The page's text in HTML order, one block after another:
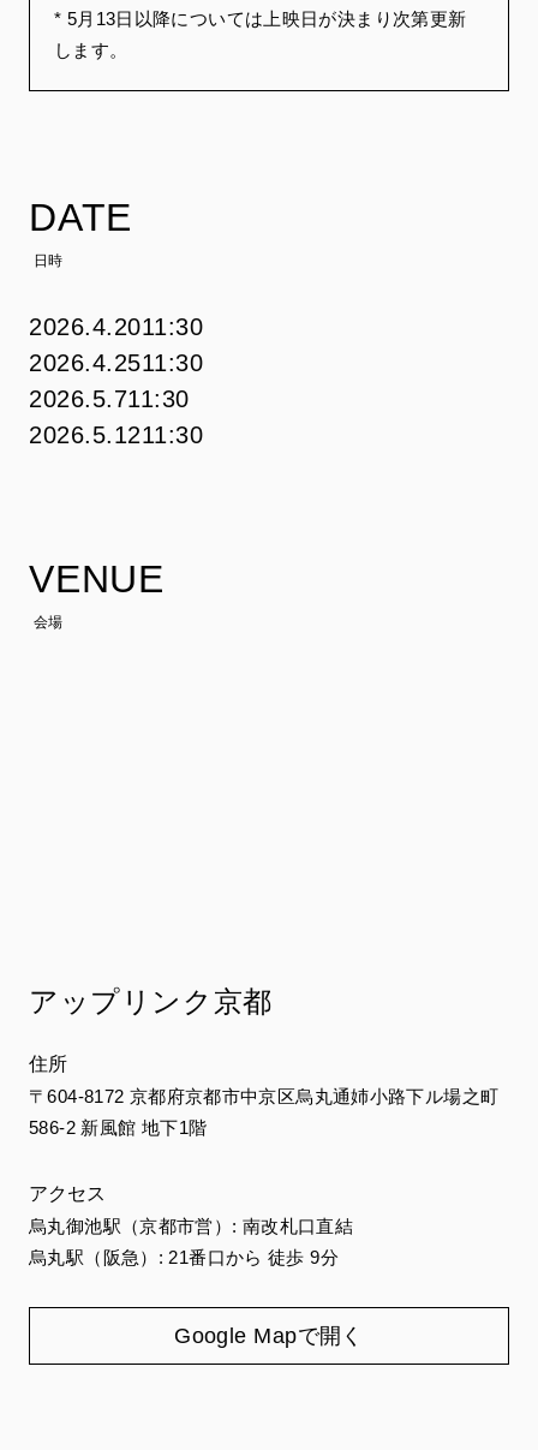
* 5月13日以降については上映日が決まり次第更新
します。
DATE
日時
2026.4.2011:30
2026.4.2511:30
2026.5.711:30
2026.5.1211:30
VENUE
会場
アップリンク京都
住所
〒604-8172 京都府京都市中京区烏丸通姉小路下ル場之町
586-2 新風館 地下1階
アクセス
烏丸御池駅（京都市営）: 南改札口直結
烏丸駅（阪急）: 21番口から 徒歩 9分
Google Mapで開く